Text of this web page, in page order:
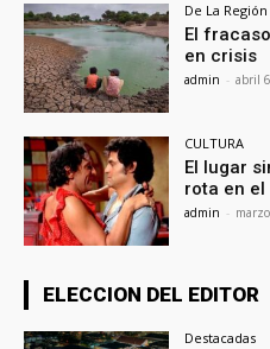
De La
El
en crisis
admin - abril
CULTURA
El lugar
rota en
admin -
ELECCION DEL EDITOR
Destacadas